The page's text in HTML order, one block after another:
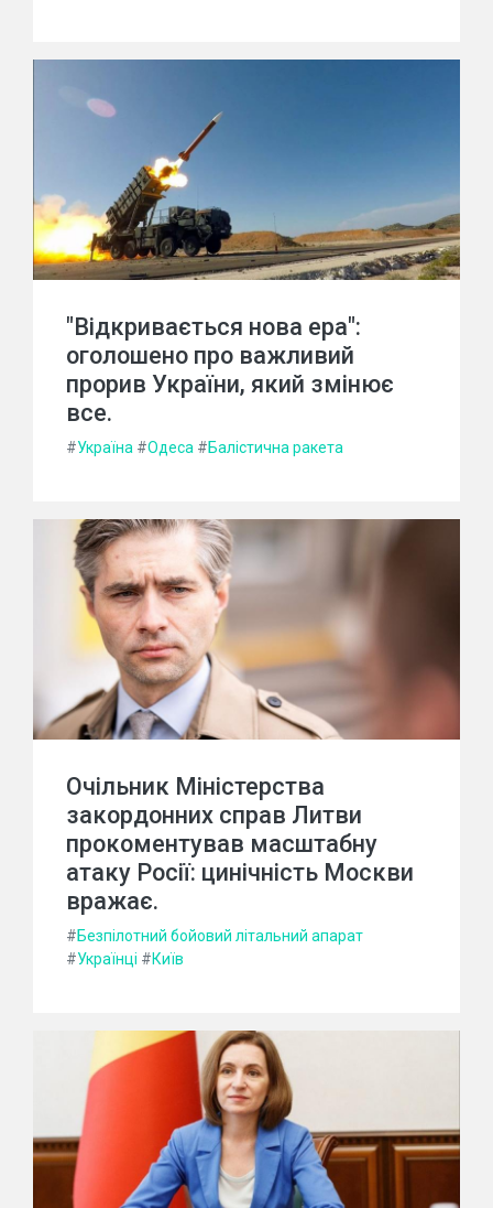
"Відкривається нова ера":
оголошено про важливий
прорив України, який змінює
все.
#Україна #Одеса #Балістична ракета
Очільник Міністерства
закордонних справ Литви
прокоментував масштабну
атаку Росії: цинічність Москви
вражає.
#Безпілотний бойовий літальний апарат
#Українці #Київ